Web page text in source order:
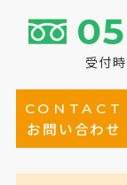
受付
CONTACT
お問い合わせ